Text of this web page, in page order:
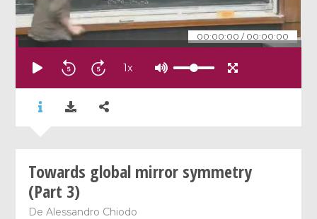
00:00:00 / 00:00:00
1x
Towards global mirror symmetry
(Part 3)
DeAlessandro Chiodo